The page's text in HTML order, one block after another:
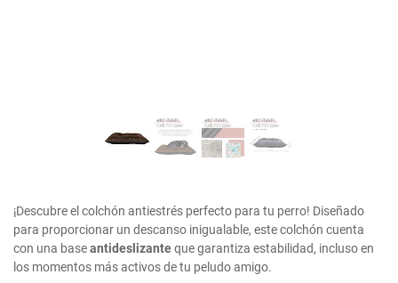
¡Descubre el colchón antiestrés perfecto para tu perro! Diseñado
para proporcionar un descanso inigualable, este colchón cuenta
con una baseantideslizanteque garantiza estabilidad, incluso en
los momentos más activos de tu peludo amigo.